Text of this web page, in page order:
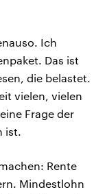
Ich
Das ist
die belastet.
vielen, vielen
Frage der
ist.
Rente
Mindestlohn